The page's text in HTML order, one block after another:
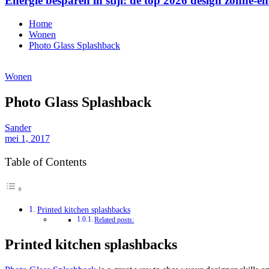
Home
Wonen
Photo Glass Splashback
Wonen
Photo Glass Splashback
Sander
mei 1, 2017
Table of Contents
Printed kitchen splashbacks
Related posts:
Printed kitchen splashbacks